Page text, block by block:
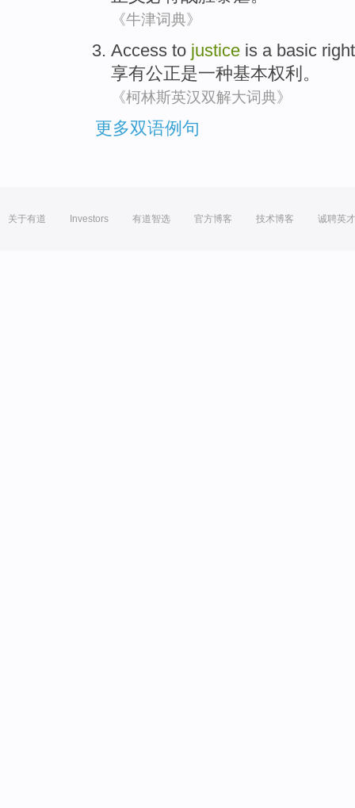
《牛津词典》
Access to justice is a basic right
享有公正是一种基本权利 。
《柯林斯英汉双解大词典》
更多双语例句
关于有道 Investors 有道智选 官方博客 技术博客 诚聘英才